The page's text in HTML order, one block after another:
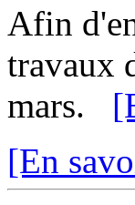
Afin
travaux
mars.
[En